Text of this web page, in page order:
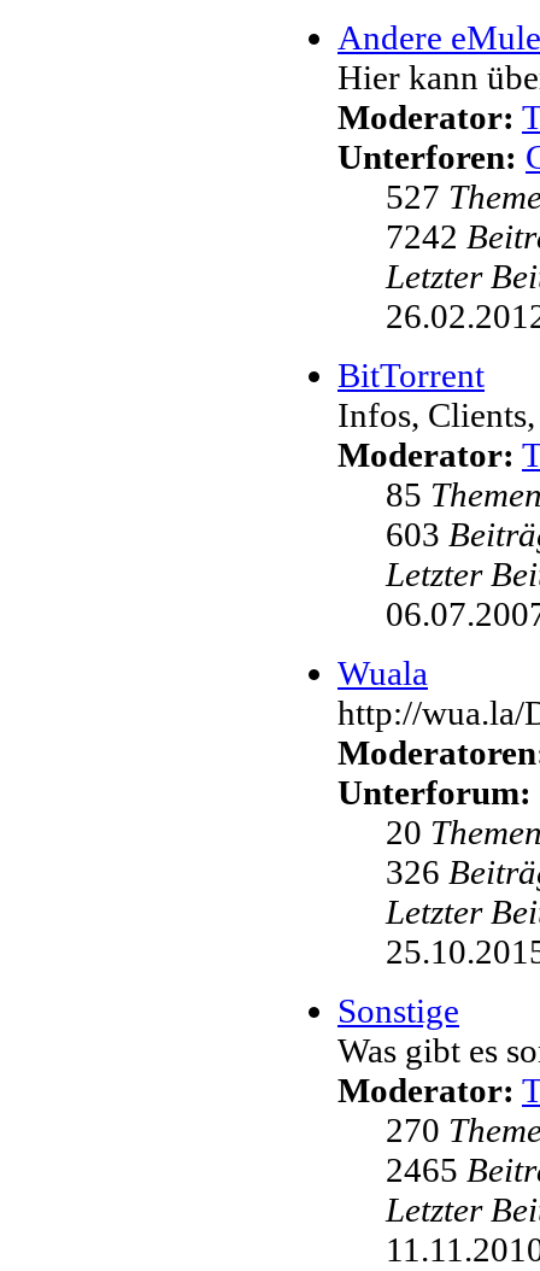
Andere
Hier kann
Moderator:
Unterforen:
527
7242
Letzter
BitTorrent
Infos,
Moderator:
85
603
Letzter
Wuala
http://wua.la/
Unterforum:
20
326
Letzter
Sonstige
Was gibt es
Moderator:
270
2465
Letzter